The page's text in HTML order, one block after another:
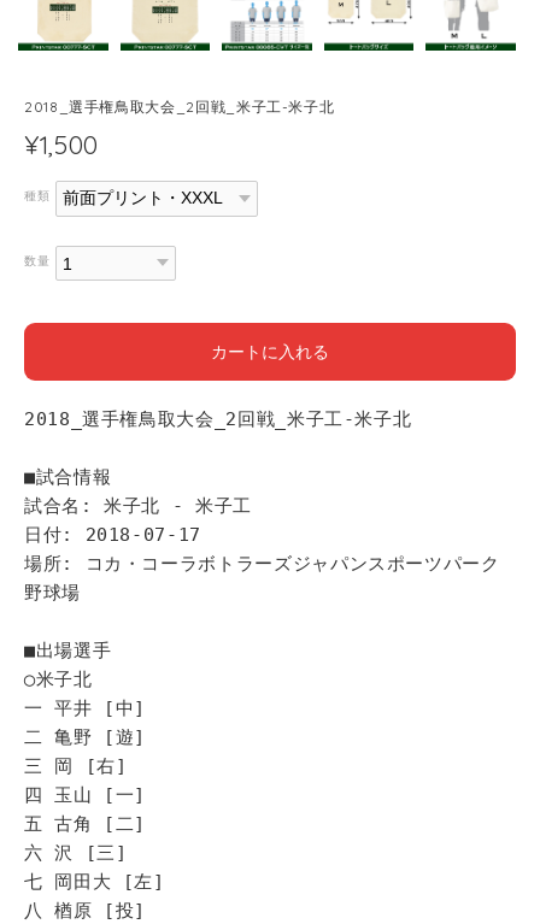
2018_選手権鳥取大会_2回戦_米子工-米子北
¥1,500
種類
数量
カートに入れる
2018_選手権鳥取大会_2回戦_米子工-米子北
■試合情報
試合名: 米子北 - 米子工
日付: 2018-07-17
場所: コカ・コーラボトラーズジャパンスポーツパーク
野球場
■出場選手
◯米子北
一 平井 [中]
二 亀野 [遊]
三 岡 [右]
四 玉山 [一]
五 古角 [二]
六 沢 [三]
七 岡田大 [左]
八 楢原 [投]